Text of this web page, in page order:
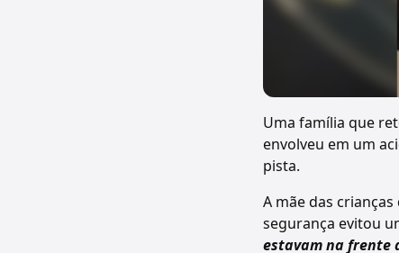
Uma família que
envolveu em um
pista.
A mãe das
segurança evitou
estavam na frente